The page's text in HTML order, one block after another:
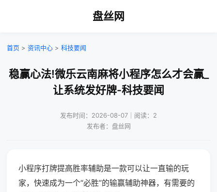
盘丝网
首页 > 资讯中心 > 科技要闻
稳赢心法!微乐云南麻将小程序怎么才会赢_
让系统发好牌-科技要闻
发布时间：2026-08-07｜阅读：2
发布者：盘丝网
小程序打牌提高胜率辅助是一款可以让一直输的玩
家，快速成为一个“必胜”的输赢辅助神器，有需要的